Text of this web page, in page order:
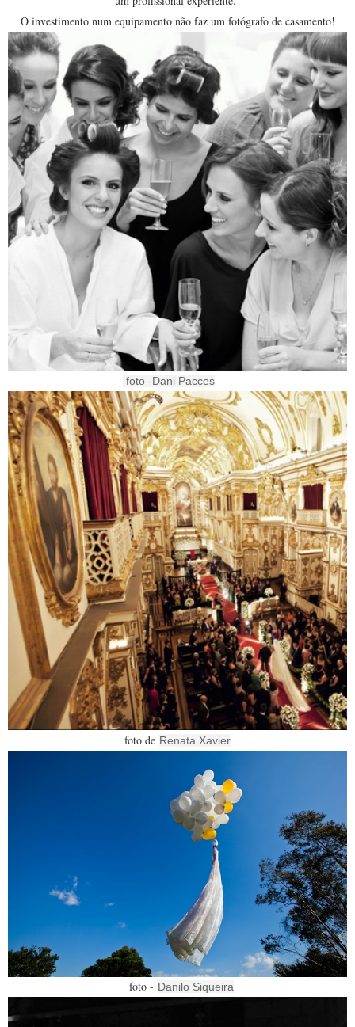
O investimento num equipamento não faz um fotógrafo de casamento!
foto -Dani Pacces
foto de Renata Xavier
foto - Danilo Siqueira